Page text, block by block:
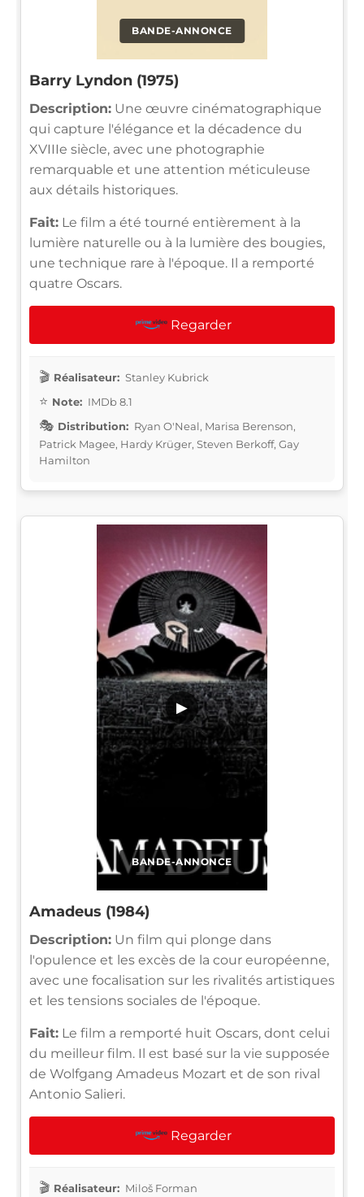
BANDE-ANNONCE
Barry Lyndon (1975)
Description: Une œuvre cinématographique
qui capture l'élégance et la décadence du
XVIIIe siècle, avec une photographie
remarquable et une attention méticuleuse
aux détails historiques.
Fait: Le film a été tourné entièrement à la
lumière naturelle ou à la lumière des bougies,
une technique rare à l'époque. Il a remporté
quatre Oscars.
Regarder
Réalisateur: Stanley Kubrick
Note: IMDb 8.1
Distribution: Ryan O'Neal, Marisa Berenson,
Patrick Magee, Hardy Krüger, Steven Berkoff, Gay
Hamilton
BANDE-ANNONCE
▶
Amadeus (1984)
Description: Un film qui plonge dans
l'opulence et les excès de la cour européenne,
avec une focalisation sur les rivalités artistiques
et les tensions sociales de l'époque.
Fait: Le film a remporté huit Oscars, dont celui
du meilleur film. Il est basé sur la vie supposée
de Wolfgang Amadeus Mozart et de son rival
Antonio Salieri.
Regarder
Réalisateur: Miloš Forman